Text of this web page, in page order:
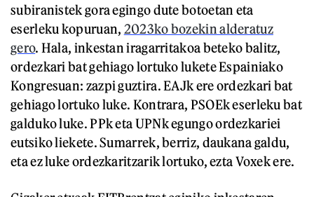
subiranistek gora egingo dute botoetan eta
eserleku kopuruan, 2023ko bozekin alderatuz
gero. Hala, inkestan iragarritakoa beteko balitz,
ordezkari bat gehiago lortuko lukete Espainiako
Kongresuan: zazpi guztira. EAJk ere ordezkari bat
gehiago lortuko luke. Kontrara, PSOEk eserleku bat
galduko luke. PPk eta UPNk egungo ordezkariei
eutsiko liekete. Sumarrek, berriz, daukana galdu,
eta ez luke ordezkaritzarik lortuko, ezta Voxek ere.